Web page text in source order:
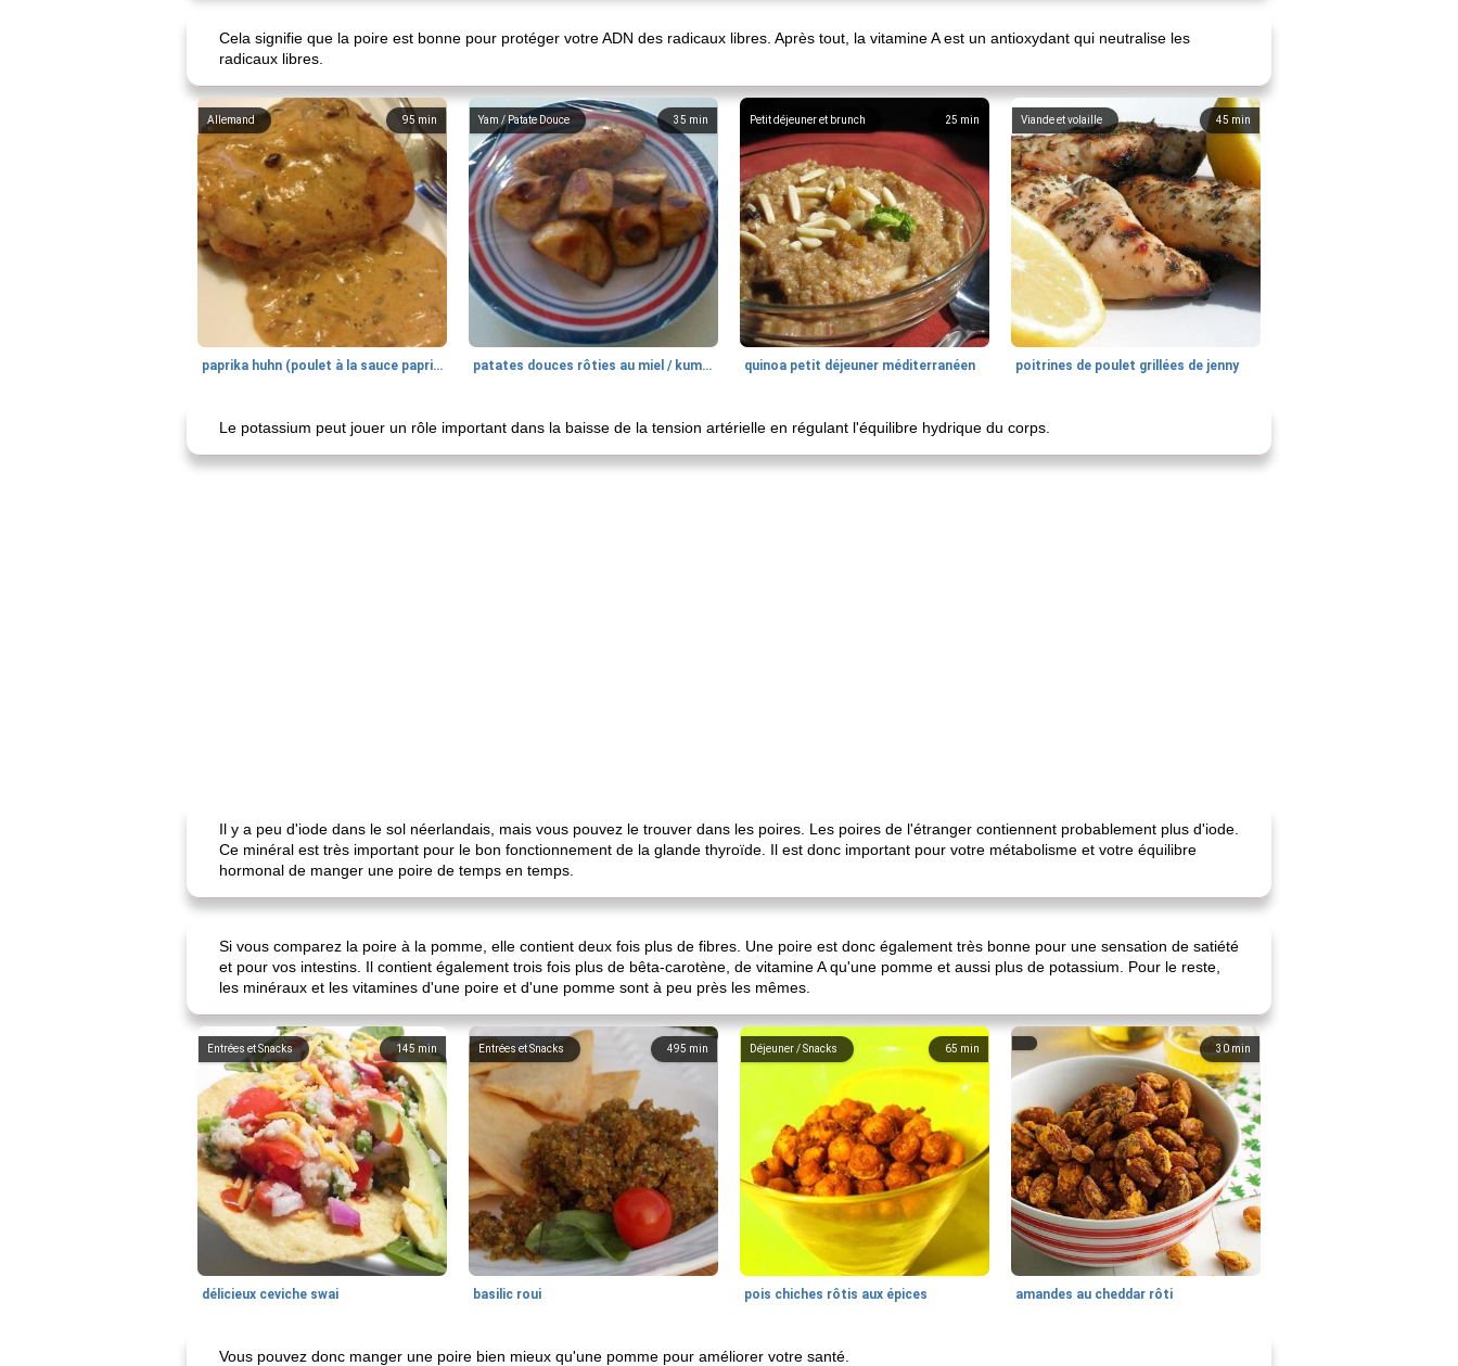
Cela signifie que la poire est bonne pour protéger votre ADN des radicaux libres. Après tout, la vitamine A est un antioxydant qui neutralise les
radicaux libres.
95min
Allemand
paprika huhn (poulet à la sauce paprika).
35 min
Yam / Patate Douce
patates douces rôties au miel / kumara
25 min
Petit déjeuner et brunch
quinoa petit déjeuner méditerranéen
45 min
Viande et volaille
poitrines de poulet grillées de jenny
Le potassium peut jouer un rôle important dans la baisse de la tension artérielle en régulant l'équilibre hydrique du corps.
Il y a peu d'iode dans le sol néerlandais, mais vous pouvez le trouver dans les poires. Les poires de l'étranger contiennent probablement plus d'iode.
Ce minéral est très important pour le bon fonctionnement de la glande thyroïde. Il est donc important pour votre métabolisme et votre équilibre
hormonal de manger une poire de temps en temps.
Si vous comparez la poire à la pomme, elle contient deux fois plus de fibres. Une poire est donc également très bonne pour une sensation de satiété
et pour vos intestins. Il contient également trois fois plus de bêta-carotène, de vitamine A qu'une pomme et aussi plus de potassium. Pour le reste,
les minéraux et les vitamines d'une poire et d'une pomme sont à peu près les mêmes.
145 min
Entrées et Snacks
délicieux ceviche swai
495 min
Entrées et Snacks
basilic roui
65 min
Déjeuner / Snacks
pois chiches rôtis aux épices
30min
amandes au cheddar rôti
Vous pouvez donc manger une poire bien mieux qu'une pomme pour améliorer votre santé.